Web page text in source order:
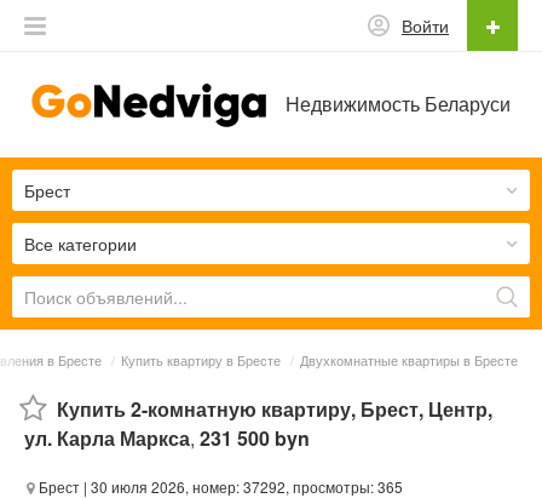
Недвижимость Беларуси
Войти
Все категории
Брест
в Бресте / Купить квартиру в Бресте / Двухкомнатные квартиры в Бресте
Купить 2-комнатную квартиру, Брест, Центр,
ул. Карла Маркса, 231 500 byn
Брест | 30 июля 2026, номер: 37292, просмотры: 365